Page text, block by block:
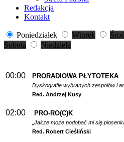
Redakcja
Kontakt
Poniedziałek Wtorek
Sobota
Niedziela
00:00 PRORADIOWA PŁYTOTEKA
Dyskografie wybranych zespołów i
Red. Andrzej Kusy
02:00 PRO-RO(C)K
„Jakże może podobać mi się
Red. Robert Cieśliński